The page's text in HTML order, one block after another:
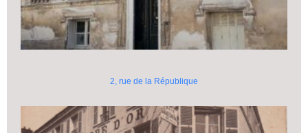
2, rue de la République